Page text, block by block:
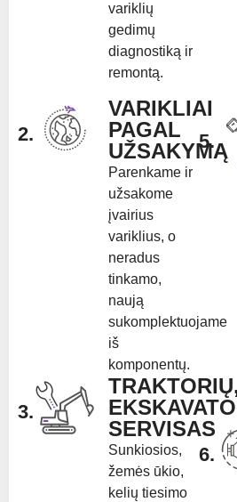
variklių
gedimų
diagnostiką ir
remontą.
2.
VARIKLIAI
PAGAL
UŽSAKYMĄ
Parenkame ir
užsakome
įvairius
variklius, o
neradus
tinkamo,
naują
sukomplektuojame
iš
komponentų.
3.
TRAKTORIŲ,
SERVISAS
Sunkiosios,
žemės ūkio,
kelių tiesimo
5.
6.